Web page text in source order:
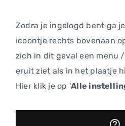
Zodra je ingelogd bent ga
icoontje rechts bovenaan
zich in dit geval een menu
eruit ziet als in het plaatje
Hier klik je op 'Alle